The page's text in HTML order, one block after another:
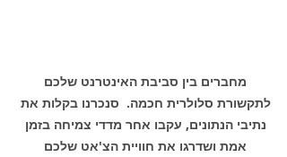
מחברים בין סביבת האינטרנט שלכם
לתקשורת סלולרית חכמה.  סנכרנו בקלות את
נתיבי הנתונים, עקבו אחר מדדי צמיחה בזמן
אמת ושדרגו את חוויית הצ'אט שלכם